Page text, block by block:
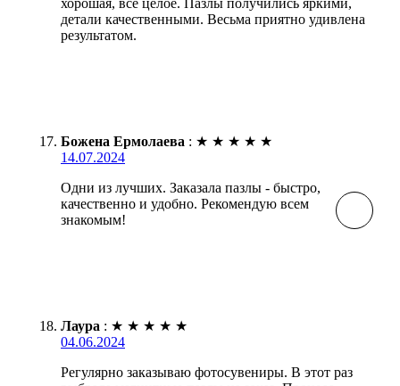
детали качественными. Весьма приятно удивлена
результатом.
Божена Ермолаева : ★ ★ ★ ★ ★
14.07.2024
Одни из лучших. Заказала пазлы - быстро,
качественно и удобно. Рекомендую всем
знакомым!
Лаура : ★ ★ ★ ★ ★
04.06.2024
Регулярно заказываю фотосувениры. В этот раз